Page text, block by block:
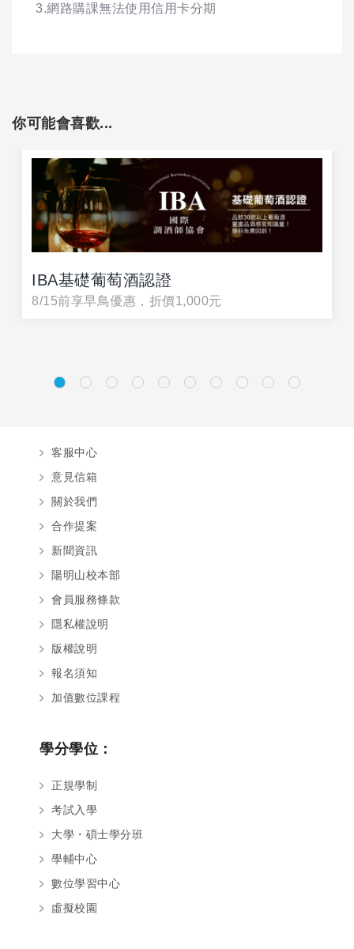
3.網路購課無法使用信用卡分期
你可能會喜歡...
IBA基礎葡萄酒認證
8/15前享早鳥優惠，折價1,000元
客服中心
意見信箱
關於我們
合作提案
新聞資訊
陽明山校本部
會員服務條款
隱私權說明
版權說明
報名須知
加值數位課程
學分學位：
正規學制
考試入學
大學・碩士學分班
學輔中心
數位學習中心
虛擬校園